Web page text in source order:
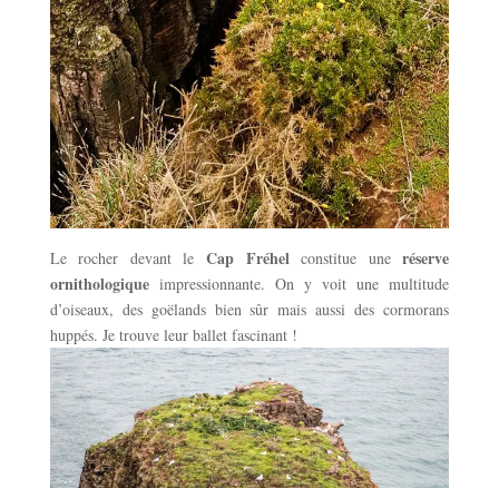
Le rocher devant le Cap Fréhel constitue uneréserve
ornithologiqueimpressionnante. On y voit une multitude
d’oiseaux, des goëlands bien sûr mais aussi des cormorans
huppés. Je trouve leur ballet fascinant !